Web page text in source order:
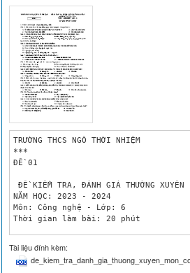
TRƯỜNG THCS NGÔ THỜI NHIỆM
***
ĐỀ 01
ĐỀ KIỂM TRA, ĐÁNH GIÁ THƯỜNG XUYÊN
NĂM HỌC: 2023 - 2024
Môn: Công nghệ - Lớp: 6
Thời gian làm bài: 20 phút
Câu 1: Các nhu cầu sinh hoạt hằng
A. Ăn uống, ngủ nghỉ, làm việc, học tập, vui
Tài liệu đính kèm: